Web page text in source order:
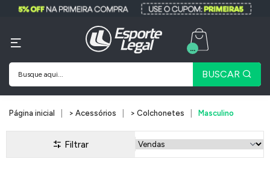
BUSCAR
...
Página inicial > Acessórios > Colchonetes Masculino
Filtrar